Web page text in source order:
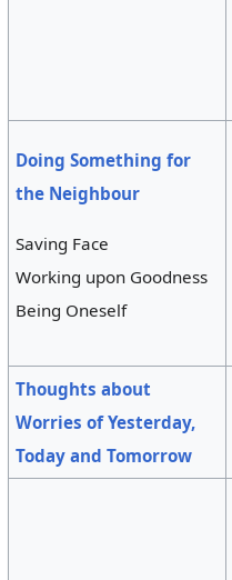
Doing Something for
the Neighbour
Saving Face
Working upon Goodness
Being Oneself
Thoughts about
Worries of Yesterday,
Today and Tomorrow